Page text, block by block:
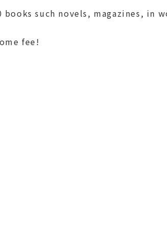
such novels, magazines, in
fee!